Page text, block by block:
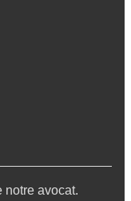
notre avocat.